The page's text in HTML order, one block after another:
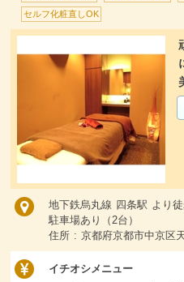
セルフ化粧直しOK
地下鉄烏丸線 四条駅 より
駐車場あり（2台）
住所 : 京都府京都市中京区
イチオシメニュー